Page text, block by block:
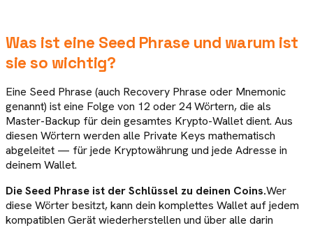
Was ist eine Seed Phrase und warum ist
sie so wichtig?
Eine Seed Phrase (auch Recovery Phrase oder Mnemonic
genannt) ist eine Folge von 12 oder 24 Wörtern, die als
Master-Backup für dein gesamtes Krypto-Wallet dient. Aus
diesen Wörtern werden alle Private Keys mathematisch
abgeleitet — für jede Kryptowährung und jede Adresse in
deinem Wallet.
Die Seed Phrase ist der Schlüssel zu deinen Coins.Wer
diese Wörter besitzt, kann dein komplettes Wallet auf jedem
kompatiblen Gerät wiederherstellen und über alle darin